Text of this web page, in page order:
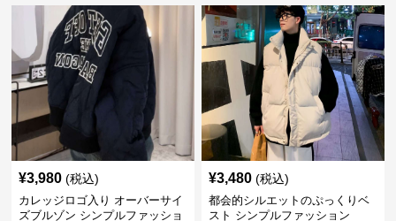
¥3,980 (税込)
カレッジロゴ入り オーバーサイ
ズブルゾン シンプルファッショ
¥3,480 (税込)
都会的シルエットのぷっくりベ
スト シンプルファッション